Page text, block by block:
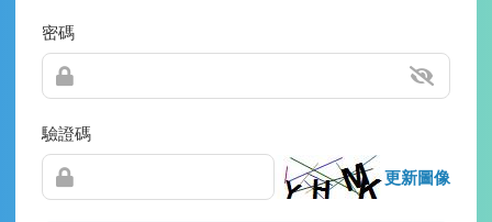
密碼
驗證碼
更新圖像